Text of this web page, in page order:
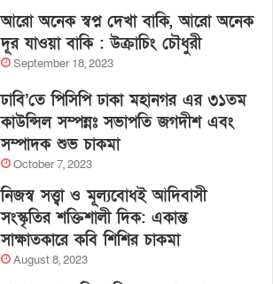
আরো অনেক স্বপ্ন দেখা বাকি, আরো অনেক
দূর যাওয়া বাকি : উক্রাচিং চৌধুরী
September 18, 2023
ঢাবি’তে পিসিপি ঢাকা মহানগর এর ৩১তম
কাউন্সিল সম্পন্নঃ সভাপতি জগদীশ এবং
সম্পাদক শুভ চাকমা
October 7, 2023
নিজস্ব সত্ত্বা ও মূল্যবোধই আদিবাসী
সংস্কৃতির শক্তিশালী দিক: একান্ত
সাক্ষাতকারে কবি শিশির চাকমা
August 8, 2023